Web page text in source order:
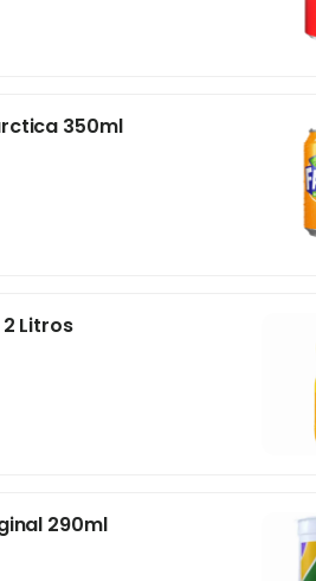
350ml
Litros
290ml